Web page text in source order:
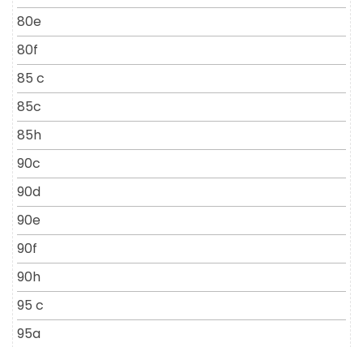
80e
80f
85 c
85c
85h
90c
90d
90e
90f
90h
95 c
95a